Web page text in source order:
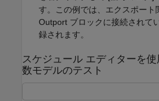
す。この例では、エクスポー
Outport ブロックに接続されて
録されます。
スケジュール エディターを
数モデルのテスト